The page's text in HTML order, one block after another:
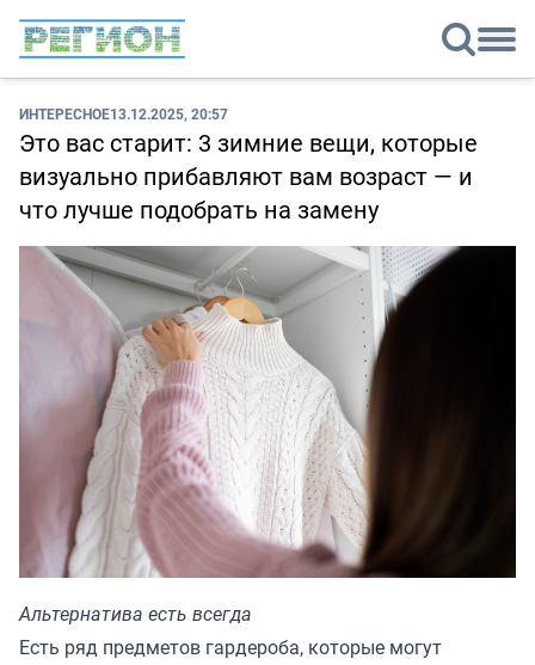
ИНТЕРЕСНОЕ13.12.2025, 20:57
Это вас старит: 3 зимние вещи, которые
визуально прибавляют вам возраст — и
что лучше подобрать на замену
Альтернатива есть всегда
Есть ряд предметов гардероба, которые могут